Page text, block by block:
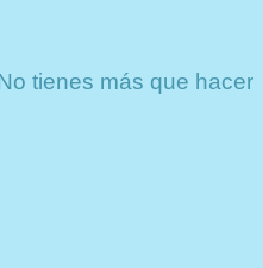
tienes más que hacer